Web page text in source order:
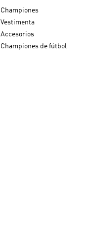
Championes
Vestimenta
Accesorios
Championes de fútbol